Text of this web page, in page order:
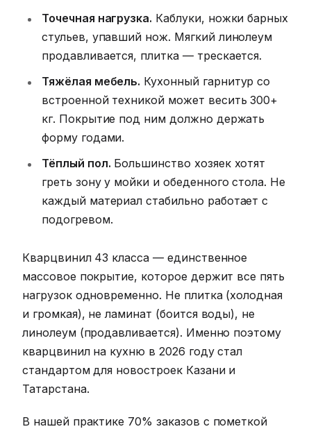
Точечная нагрузка. Каблуки, ножки барных
стульев, упавший нож. Мягкий линолеум
продавливается, плитка — трескается.
Тяжёлая мебель. Кухонный гарнитур со
встроенной техникой может весить 300+
кг. Покрытие под ним должно держать
форму годами.
Тёплый пол. Большинство хозяек хотят
греть зону у мойки и обеденного стола. Не
каждый материал стабильно работает с
подогревом.
Кварцвинил 43 класса — единственное
массовое покрытие, которое держит все пять
нагрузок одновременно. Не плитка (холодная
и громкая), не ламинат (боится воды), не
линолеум (продавливается). Именно поэтому
кварцвинил на кухню в 2026 году стал
стандартом для новостроек Казани и
Татарстана.
В нашей практике 70% заказов с пометкой